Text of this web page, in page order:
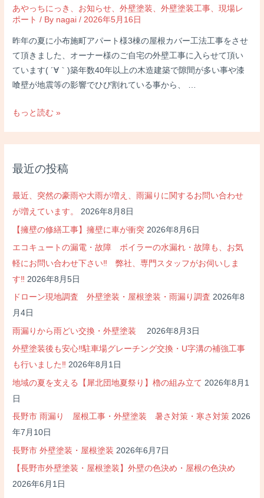
最近の投稿
最近、突然の豪雨や大雨が増え、雨漏りに関するお問い合わせ
が増えています。
2026年8月8日
【擁壁の修繕工事】擁壁に車が衝突 2026年8月6日
エコキュートの漏電・故障 ボイラーの水漏れ・故障も、お気
軽にお問い合わせ下さい‼ 弊社、専門スタッフがお伺いしま
す‼ 2026年8月5日
ドローン現地調査 外壁塗装・屋根塗装・雨漏り調査 2026年8
月4日
雨漏りから雨どい交換・外壁塗装 2026年8月3日
外壁塗装後も安心‼駐車場グレーチング交換・U字溝の補強工事
も行いました‼ 2026年8月1日
地域の夏を支える【犀北団地夏祭り】櫓の組み立て 2026年8月1
日
長野市 雨漏り 屋根工事・外壁塗装 暑さ対策・寒さ対策 2026
年7月10日
長野市 外壁塗装・屋根塗装 2026年6月7日
【長野市外壁塗装・屋根塗装】外壁の色決め・屋根の色決め
2026年6月1日
あやっちにっき 、 お知らせ、外壁塗装、外壁塗装工事、現場レ
ポート / By nagai /2026年5月16日
昨年の夏に小布施町アパート様3棟の屋根カバー工法工事をさせ
て頂きました、オーナー様のご自宅の外壁工事に入らせて頂い
ています( ´∀｀)築年数40年以上の木造建築で隙間が多い事や漆
喰壁が地震等の影響でひび割れている事から、 …
小
M
邸
外
壁
サ
イ
デ
ン
グ
張
り
工
事
もっと読む »